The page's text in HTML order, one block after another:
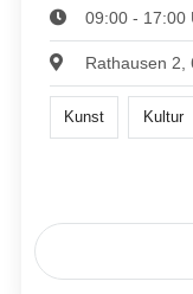
09:00 - 17:00
Rathausen 2,
Kunst Kultur